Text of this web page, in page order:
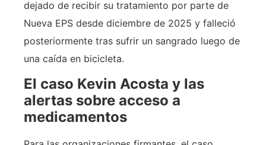
dejado de recibir su tratamiento por parte de
Nueva EPS desde diciembre de 2025 y falleció
posteriormente tras sufrir un sangrado luego de
una caída en bicicleta.
El caso Kevin Acosta y las
alertas sobre acceso a
medicamentos